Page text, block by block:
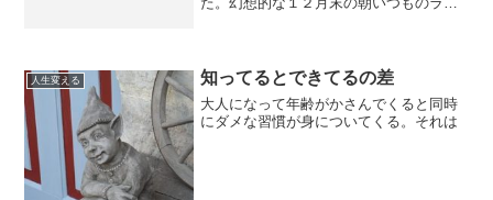
も、ほとんどの人はそこに目を...
人生変える 知ってるとできてるの差
大人になって年齢がかさんでくると同時
にダメな習慣が身についてくる。それは